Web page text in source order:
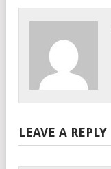
LEAVE A REPLY